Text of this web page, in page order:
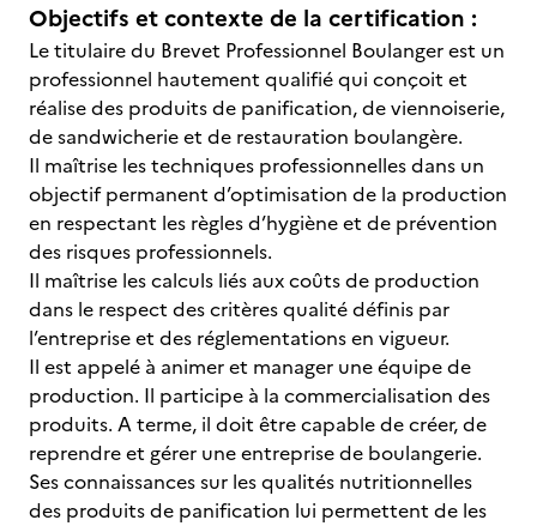
Objectifs et contexte de la certification :
Le titulaire du Brevet Professionnel Boulanger est un
professionnel hautement qualifié qui conçoit et
réalise des produits de panification, de viennoiserie,
de sandwicherie et de restauration boulangère.
Il maîtrise les techniques professionnelles dans un
objectif permanent d’optimisation de la production
en respectant les règles d’hygiène et de prévention
des risques professionnels.
Il maîtrise les calculs liés aux coûts de production
dans le respect des critères qualité définis par
l’entreprise et des réglementations en vigueur.
Il est appelé à animer et manager une équipe de
production. Il participe à la commercialisation des
produits. A terme, il doit être capable de créer, de
reprendre et gérer une entreprise de boulangerie.
Ses connaissances sur les qualités nutritionnelles
des produits de panification lui permettent de les